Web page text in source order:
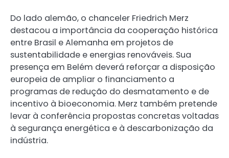
Do lado alemão, o chanceler Friedrich Merz
destacou a importância da cooperação histórica
entre Brasil e Alemanha em projetos de
sustentabilidade e energias renováveis. Sua
presença em Belém deverá reforçar a disposição
europeia de ampliar o financiamento a
programas de redução do desmatamento e de
incentivo à bioeconomia. Merz também pretende
levar à conferência propostas concretas voltadas
à segurança energética e à descarbonização da
indústria.